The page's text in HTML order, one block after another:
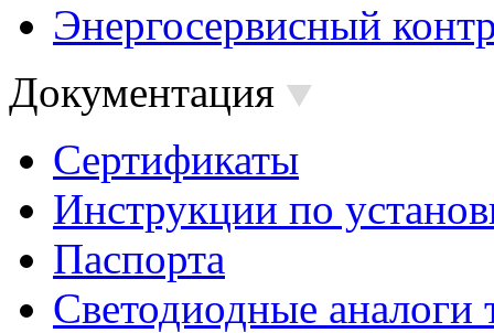
Энергосервисный
Документация
Сертификаты
Инструкции по
Паспорта
Светодиодные аналоги